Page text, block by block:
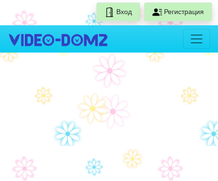
Вход Регистрация